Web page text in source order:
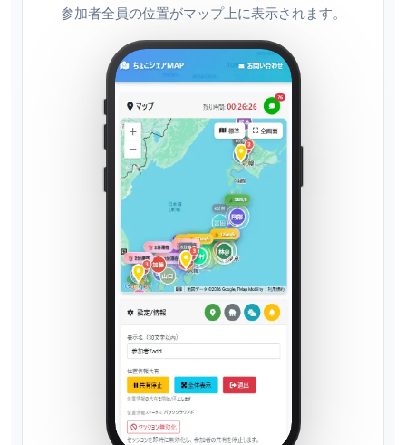
参加者全員の位置がマップ上に表示されます。